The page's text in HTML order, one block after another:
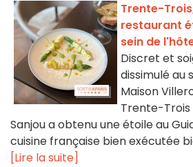
Trente-
restaurant
sein de
Discret et
dissimulé au
Maison
Trente-Trois
Sanjou a obtenu une étoile au
cuisine française bien exécutée
[Lire la suite]